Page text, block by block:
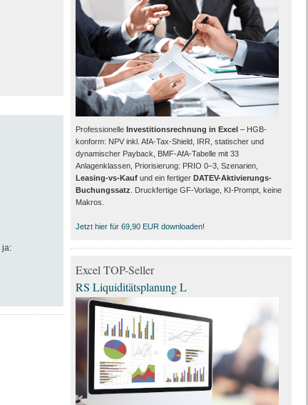
ja:
Professionelle Investitionsrechnung in Excel– HGB-
konform: NPV inkl. AfA-Tax-Shield, IRR, statischer und
dynamischer Payback, BMF-AfA-Tabelle mit 33
Anlagenklassen, Priorisierung: PRIO 0–3, Szenarien,
Leasing-vs-Kaufund ein fertiger DATEV-Aktivierungs-
Buchungssatz . Druckfertige GF-Vorlage, KI-Prompt, keine
Makros.
Jetzt hier für 69,90 EUR downloaden!
Excel TOP-Seller
RS Liquiditätsplanung L